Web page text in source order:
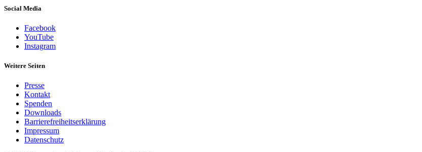
Social Media
Facebook
YouTube
Instagram
Weitere Seiten
Presse
Kontakt
Spenden
Downloads
Barrierefreiheitserklärung
Impressum
Datenschutz